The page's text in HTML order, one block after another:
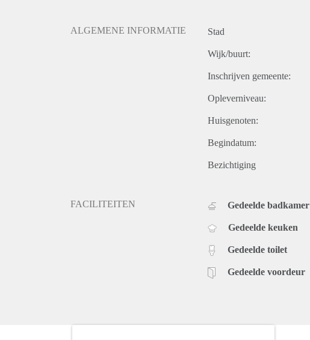
ALGEMENE INFORMATIE Stad
Wijk/buurt:
Inschrijven gemeente:
Opleverniveau:
Huisgenoten:
Begindatum:
Bezichtiging
FACILITEITEN Gedeelde badkamer
Gedeelde keuken
Gedeelde toilet
Gedeelde voordeur